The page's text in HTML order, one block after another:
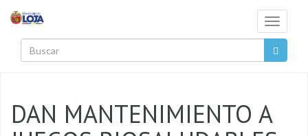
Toggle
DAN MANTENIMIENTO A